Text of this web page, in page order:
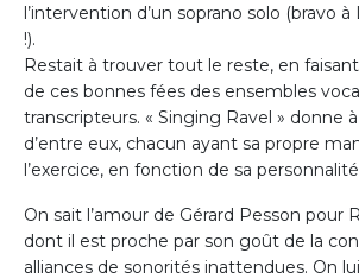
l’intervention d’un soprano solo (bravo à
!).
Restait à trouver tout le reste, en
de ces bonnes fées des ensembles
transcripteurs. « Singing Ravel » donne
d’entre eux, chacun ayant sa propre
l’exercice, en fonction de sa
On sait l’amour de Gérard Pesson pour
dont il est proche par son goût de la
alliances de sonorités inattendues. On